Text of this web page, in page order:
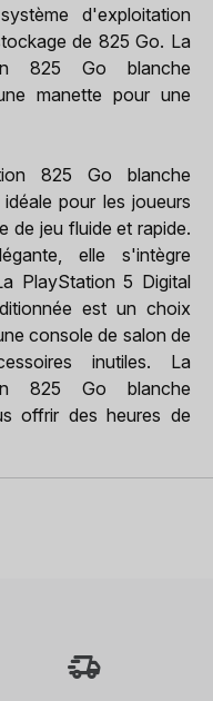
d'exploitation
de 825 Go. La
825 Go blanche
manette pour une
825 Go blanche
pour les joueurs
de jeu fluide et rapide.
elle s'intègre
PlayStation 5 Digital
est un choix
console de salon de
inutiles. La
825 Go blanche
offrir des heures de